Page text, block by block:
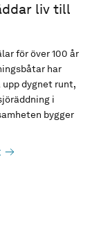
liv till
för över 100 år
har
dygnet runt,
i
bygger